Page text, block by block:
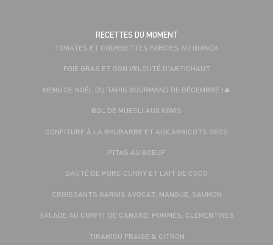
RECETTES DU MOMENT
TOMATES ET COURGETTES FARCIES AU QUINOA
FOIE GRAS ET SON VELOUTÉ D'ARTICHAUT
MENU DE NOËL DU TAPIS GOURMAND DE DÉCEMBRE !🎄
BOL DE MUESLI AUX KIWIS
CONFITURE À LA RHUBARBE ET AUX ABRICOTS SECS
PITAS AU BOEUF
SAUTÉ DE PORC CURRY ET LAIT DE COCO
CROISSANTS GARNIS AVOCAT, MANGUE, SAUMON
SALADE AU CONFIT DE CANARD, POMMES, CLÉMENTINES
TIRAMISU FRAISE & CITRON